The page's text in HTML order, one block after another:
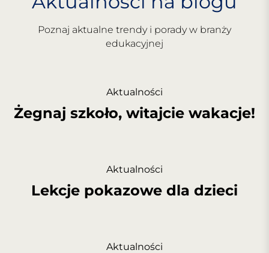
Poznaj aktualne trendy i porady w branży
edukacyjnej
Aktualności
Żegnaj szkoło, witajcie wakacje!
Aktualności
Lekcje pokazowe dla dzieci
Aktualności